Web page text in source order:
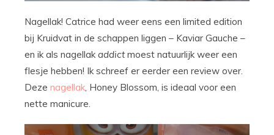
Nagellak! Catrice had weer eens een limited edition
bij Kruidvat in de schappen liggen – Kaviar Gauche –
en ik als nagellakaddictmoest natuurlijk weer een
flesje hebben! Ik schreef er eerder een review over.
Deze nagellak, Honey Blossom, is ideaal voor een
nette manicure.